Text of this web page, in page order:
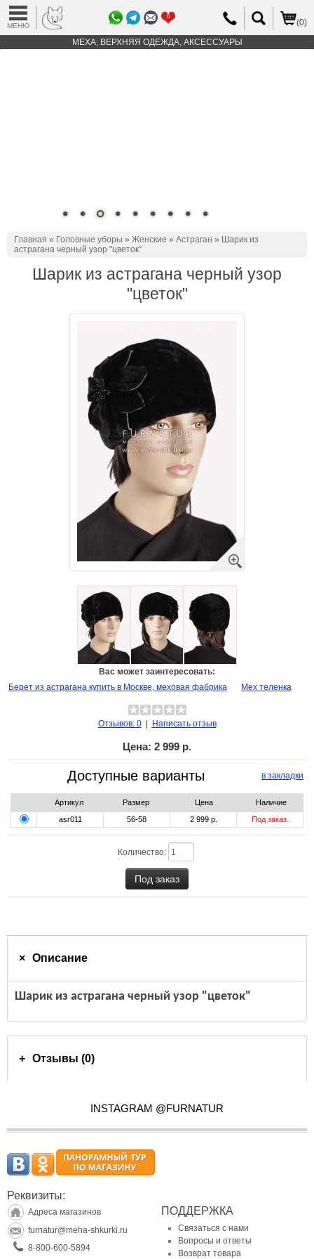
МЕНЮ
0
(0)
МЕХА, ВЕРХНЯЯ ОДЕЖДА, АКСЕССУАРЫ
Главная » Головные уборы » Женские » Астраган » Шарик из
астрагана черный узор "цветок"
Шарик из астрагана черный узор
"цветок"
Вас может заинтересовать:
Берет из астрагана купить в Москве, меховая фабрика
Мех теленка
Отзывов: 0| Написать отзыв
Цена: 2 999 р.
в закладки
Доступные варианты
Артикул Размер Цена
Наличие
asr011
56-58 2 999 р. Под заказ.
Количество:
Описание
Шарик из астрагана черный узор "цветок"
Отзывы (0)
INSTAGRAM @FURNATUR
Реквизиты:
Адреса магазинов
furnatur@meha-shkurki.ru
8-800-600-5894
ПОДДЕРЖКА
Связаться с нами
Вопросы и ответы
Возврат товара